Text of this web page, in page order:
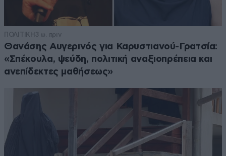
ΠΟΛΙΤΙΚΗ 3 ω. πριν
Θανάσης Αυγερινός για Καρυστιανού-Γρατσία:
«Σπέκουλα, ψεύδη, πολιτική αναξιοπρέπεια και
ανεπίδεκτες μαθήσεως»